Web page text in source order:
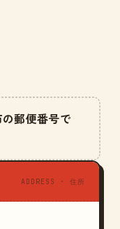
郵便番号で
ADDRESS · 住所